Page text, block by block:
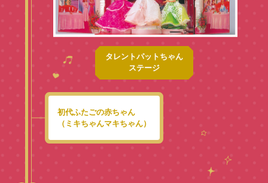
タレントパットちゃん
ステージ
初代ふたごの赤ちゃん
（ミキちゃんマキちゃん）